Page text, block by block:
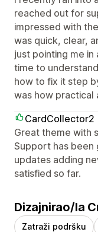
reached out for
impressed with
was quick, clear,
just pointing me
time to
how to fix it step
was how practical
CardCollector2
Great theme with
Support has been
updates adding
satisfied so far.
Dizajnirao/la
Zatraži podršku